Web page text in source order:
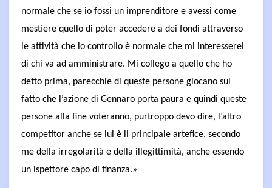
normale che se io fossi un imprenditore e avessi come
mestiere quello di poter accedere a dei fondi attraverso
le attività che io controllo è normale che mi interesserei
di chi va ad amministrare. Mi collego a quello che ho
detto prima, parecchie di queste persone giocano sul
fatto che l’azione di Gennaro porta paura e quindi queste
persone alla fine voteranno, purtroppo devo dire, l’altro
competitor anche se lui è il principale artefice, secondo
me della irregolarità e della illegittimità, anche essendo
un ispettore capo di finanza.»